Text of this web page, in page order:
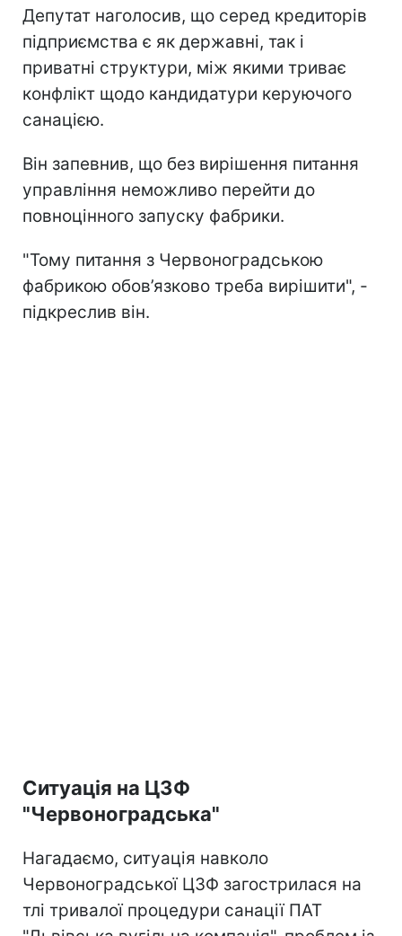
Депутат наголосив, що серед кредиторів
підприємства є як державні, так і
приватні структури, між якими триває
конфлікт щодо кандидатури керуючого
санацією.
Він запевнив, що без вирішення питання
управління неможливо перейти до
повноцінного запуску фабрики.
"Тому питання з Червоноградською
фабрикою обов’язково треба вирішити", -
підкреслив він.
Ситуація на ЦЗФ
"Червоноградська"
Нагадаємо, ситуація навколо
Червоноградської ЦЗФ загострилася на
тлі тривалої процедури санації ПАТ